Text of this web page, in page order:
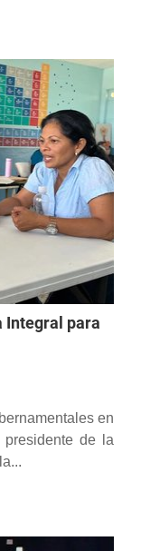
Integral para
en
de la